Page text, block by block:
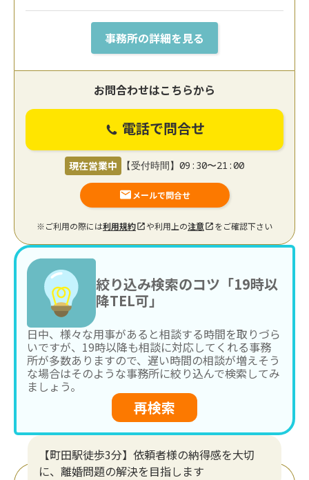
事務所の詳細を見る
お問合わせはこちらから
電話で問合せ
現在営業中 【受付時間】09:30〜21:00
メールで問合せ
※ご利用の際には利用規約 や利用上の注意 をご確認下さい
絞り込み検索のコツ「19時以
降TEL可」
日中、様々な用事があると相談する時間を取りづら
いですが、19時以降も相談に対応してくれる事務
所が多数ありますので、遅い時間の相談が増えそう
な場合はそのような事務所に絞り込んで検索してみ
ましょう。
再検索
【町田駅徒歩3分】依頼者様の納得感を大切
に、離婚問題の解決を目指します